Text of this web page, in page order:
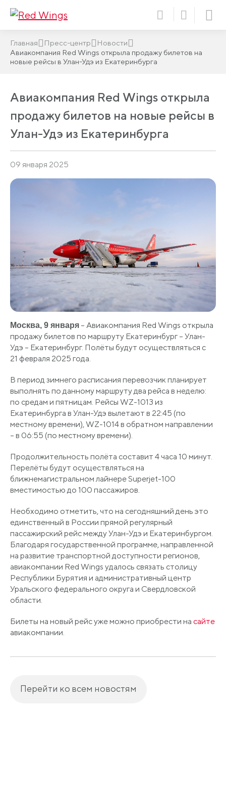
Главная Пресс-центр
Новости
Авиакомпания Red Wings открыла продажу билетов на
новые рейсы в Улан-Удэ из Екатеринбурга
Авиакомпания Red Wings открыла
продажу билетов на новые рейсы в
Улан-Удэ из Екатеринбурга
09 января 2025
Москва, 9 января – Авиакомпания Red Wings открыла
продажу билетов по маршруту Екатеринбург – Улан-
Удэ – Екатеринбург. Полёты будут осуществляться с
21 февраля 2025 года.
В период зимнего расписания перевозчик планирует
выполнять по данному маршруту два рейса в неделю:
по средам и пятницам. Рейсы WZ-1013 из
Екатеринбурга в Улан-Удэ вылетают в 22:45 (по
местному времени), WZ-1014 в обратном направлении
– в 06:55 (по местному времени).
Продолжительность полёта составит 4 часа 10 минут.
Перелёты будут осуществляться на
ближнемагистральном лайнере Superjet-100
вместимостью до 100 пассажиров.
Необходимо отметить, что на сегодняшний день это
единственный в России прямой регулярный
пассажирский рейс между Улан-Удэ и Екатеринбургом.
Благодаря государственной программе, направленной
на развитие транспортной доступности регионов,
авиакомпании Red Wings удалось связать столицу
Республики Бурятия и административный центр
Уральского федерального округа и Свердловской
области.
Билеты на новый рейс уже можно приобрести на сайте
авиакомпании.
Перейти ко всем новостям